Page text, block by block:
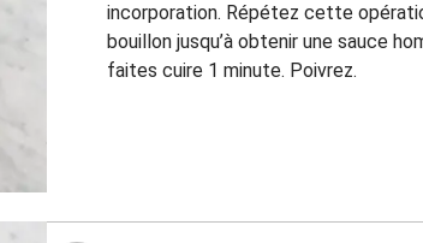
incorporation. Répétez cette
bouillon jusqu’à obtenir une sauce
faites cuire 1 minute. Poivrez.